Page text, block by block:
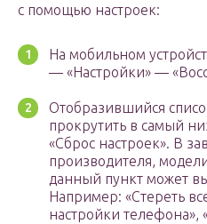
с помощью настроек:
На мобильном
— «Настройки» —
Отобразившийся
прокрутить в самый
«Сброс настроек». В
производителя,
данный пункт может
Например: «Стереть
настройки телефона»,